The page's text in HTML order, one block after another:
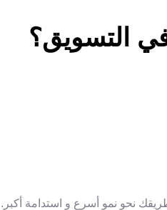
التسويق؟
نحو نمو أسرع و استدامة أكبر.